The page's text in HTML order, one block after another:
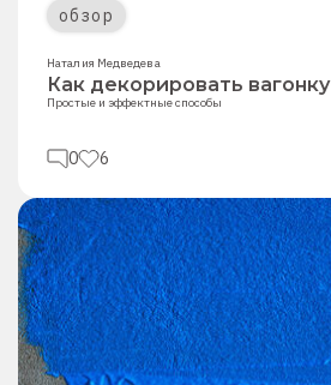
обзор
Наталия Медведева
Как декорировать вагонку
Простые и эффектные способы
0 6